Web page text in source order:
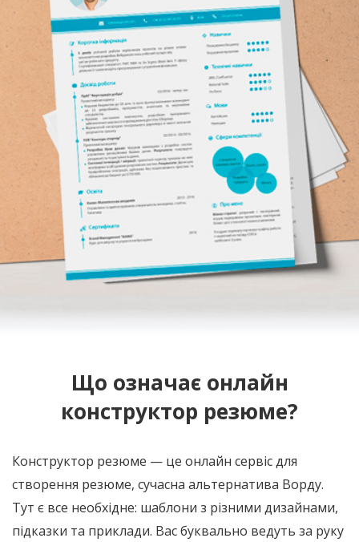
Що означає онлайн
конструктор резюме?
Конструктор резюме — це онлайн сервіс для
створення резюме, сучасна альтернатива Ворду.
Тут є все необхідне: шаблони з різними дизайнами,
підказки та приклади. Вас буквально ведуть за руку